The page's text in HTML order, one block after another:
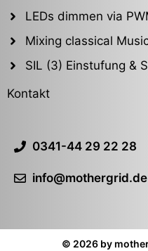
LEDs dimmen via
Mixing classical
SIL (3) Einstufung &
Kontakt
0341-44 29 22 28
info@mothergrid.de
© 2026 by